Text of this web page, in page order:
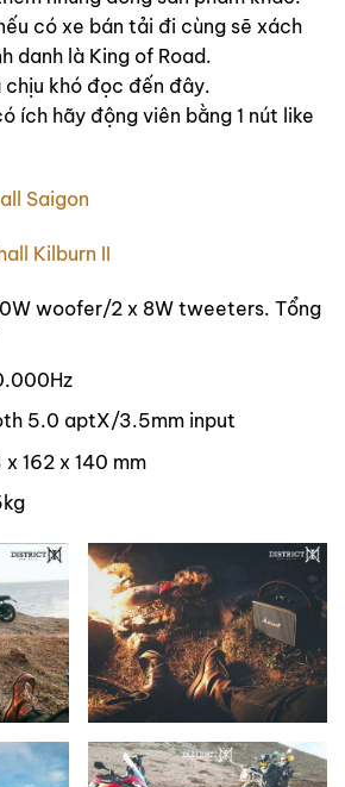
có xe bán tải đi cùng sẽ xách
danh là King of Road.
chịu khó đọc đến đây.
ích hãy động viên bằng 1 nút like
Saigon
Kilburn II
woofer/2 x 8W tweeters. Tổng
5.0 aptX/3.5mm input
162 x 140 mm